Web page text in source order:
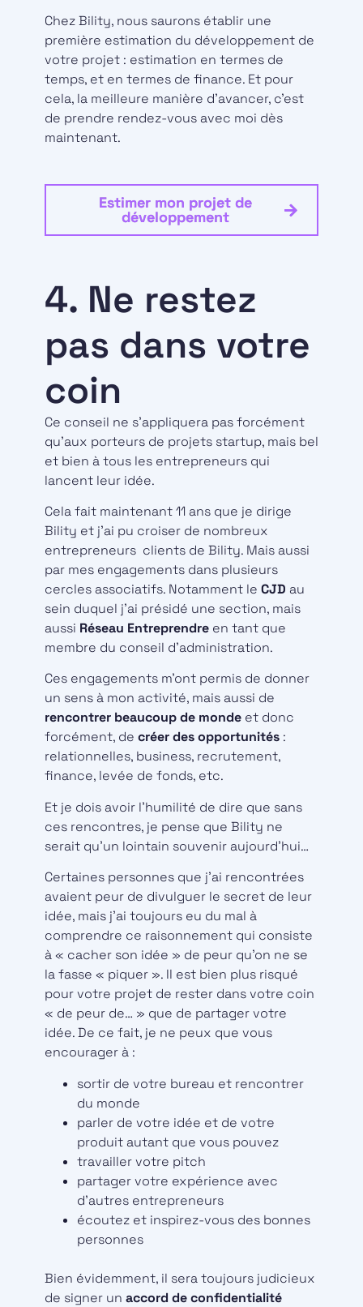
Chez Bility, nous saurons établir une
première estimation du développement de
votre projet : estimation en termes de
temps, et en termes de finance. Et pour
cela, la meilleure manière d’avancer, c’est
de prendre rendez-vous avec moi dès
maintenant.
Estimer mon projet de
développement
4. Ne restez
pas dans votre
coin
Ce conseil ne s’appliquera pas forcément
qu’aux porteurs de projets startup, mais bel
et bien à tous les entrepreneurs qui
lancent leur idée.
Cela fait maintenant 11 ans que je dirige
Bility et j’ai pu croiser de nombreux
entrepreneurs clients de Bility. Mais aussi
par mes engagements dans plusieurs
cercles associatifs. Notamment le CJD au
sein duquel j’ai présidé une section, mais
aussi Réseau Entreprendreen tant que
membre du conseil d’administration.
Ces engagements m’ont permis de donner
un sens à mon activité, mais aussi de
rencontrer beaucoup de mondeet donc
forcément, de créer des opportunités:
relationnelles, business, recrutement,
finance, levée de fonds, etc.
Et je dois avoir l’humilité de dire que sans
ces rencontres, je pense que Bility ne
serait qu’un lointain souvenir aujourd’hui…
Certaines personnes que j’ai rencontrées
avaient peur de divulguer le secret de leur
idée, mais j’ai toujours eu du mal à
comprendre ce raisonnement qui consiste
à « cacher son idée » de peur qu’on ne se
la fasse « piquer ». Il est bien plus risqué
pour votre projet de rester dans votre coin
« de peur de… » que de partager votre
idée. De ce fait, je ne peux que vous
encourager à :
sortir de votre bureau et rencontrer
du monde
parler de votre idée et de votre
produit autant que vous pouvez
travailler votre pitch
partager votre expérience avec
d’autres entrepreneurs
écoutez et inspirez-vous des bonnes
personnes
Bien évidemment, il sera toujours judicieux
de signer un accord de confidentialité